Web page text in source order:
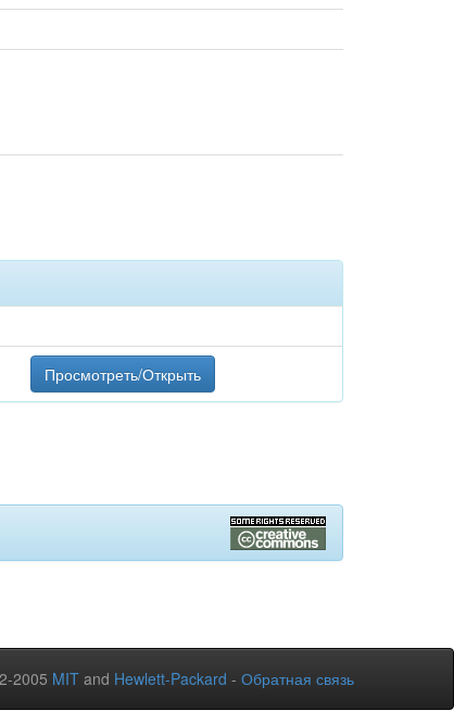
Просмотреть/Открыть
2005 MIT and Hewlett-Packard - Обратная связь